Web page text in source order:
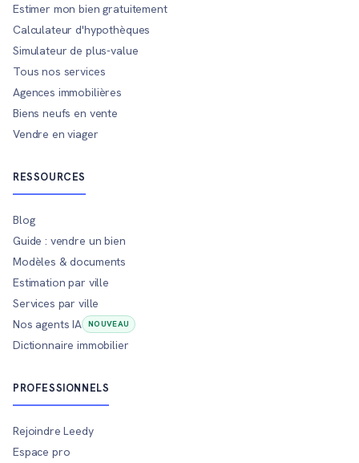
Estimer mon bien gratuitement
Calculateur d'hypothèques
Simulateur de plus-value
Tous nos services
Agences immobilières
Biens neufs en vente
Vendre en viager
RESSOURCES
Blog
Guide : vendre un bien
Modèles & documents
Estimation par ville
Services par ville
Nos agents IA
NOUVEAU
Dictionnaire immobilier
PROFESSIONNELS
Rejoindre Leedy
Espace pro